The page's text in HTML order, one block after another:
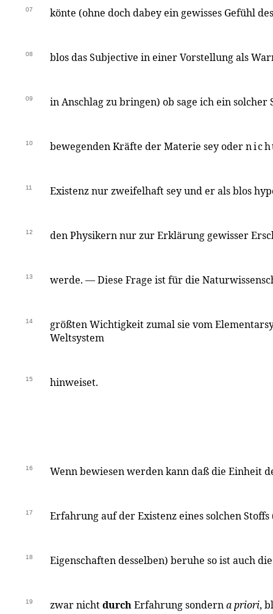
07 könte (ohne doch dabey ein gewisses Gefühl
08 blos das Subjective in einer Vorstellung als
09 in Anschlag zu bringen) ob sage ich ein solcher
10 bewegenden Kräfte der Materie sey oder
11 Existenz nur zweifelhaft sey und er als blos
12 den Physikern nur zur Erklärung gewisser
13 werde. — Diese Frage ist für die
14
größten Wichtigkeit zumal sie vom
Weltsystem
15 hinweiset.
16 Wenn bewiesen werden kann daß die Einheit
17 Erfahrung auf der Existenz eines solchen
18 Eigenschaften desselben) beruhe so ist auch
19 zwar nichtdurchErfahrung sonderna priori,